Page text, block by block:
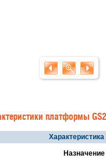
платформы
Характеристика
Назначение